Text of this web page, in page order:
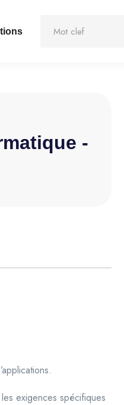
-
exigences spécifiques